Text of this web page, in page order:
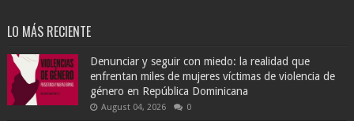
LO MÁS RECIENTE
Denunciar y seguir con miedo: la realidad que
enfrentan miles de mujeres víctimas de violencia de
género en República Dominicana
August 04, 2026 0